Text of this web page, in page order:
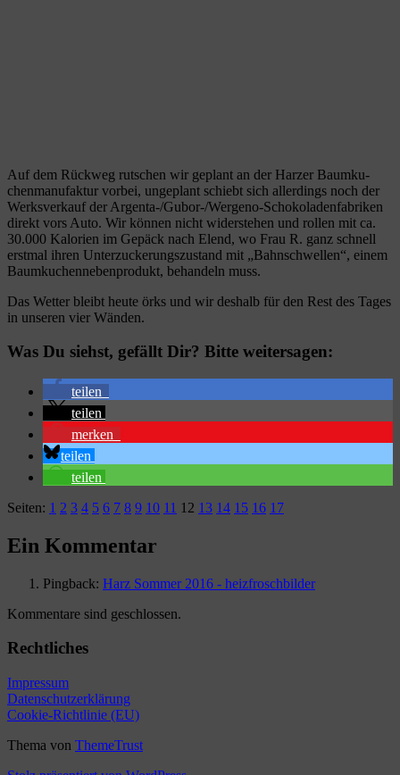
Auf dem Rück­weg rut­schen wir geplant an der Har­zer Baum­ku­
chen­ma­nu­fak­tur vor­bei, unge­plant schiebt sich aller­dings noch der
Werks­ver­kauf der Argenta-/Gu­bor-/Wer­geno-Scho­ko­la­den­fa­bri­ken
direkt vors Auto. Wir kön­nen nicht wider­ste­hen und rol­len mit ca.
30.000 Kalo­rien im Gepäck nach Elend, wo Frau R. ganz schnell
erst­mal ihren Unter­zu­cke­rungs­zu­stand mit „Bahn­schwel­len“, einem
Baum­ku­chen­ne­ben­pro­dukt, behan­deln muss.
Das Wet­ter bleibt heute örks und wir des­halb für den Rest des Tages
in unse­ren vier Wänden.
Was Du siehst, gefällt Dir? Bitte weitersagen:
tei­len
tei­len
mer­ken
tei­len
tei­len
Seiten: 1 2 3 4 5 6 7 8 9 10 11 12 13 14 15 16 17
Ein Kommentar
Pingback: Harz Sommer 2016 - heizfroschbilder
Kommentare sind geschlossen.
Rechtliches
Impres­sum
Daten­schutz­er­klä­rung
Coo­kie-Richt­li­nie (EU)
Thema von ThemeTrust